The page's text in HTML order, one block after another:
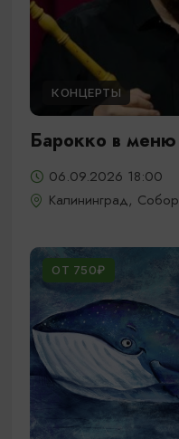
КОНЦЕРТЫ
Барокко в меню
06.09.2026 18:00
Калининград,
ОТ 750₽